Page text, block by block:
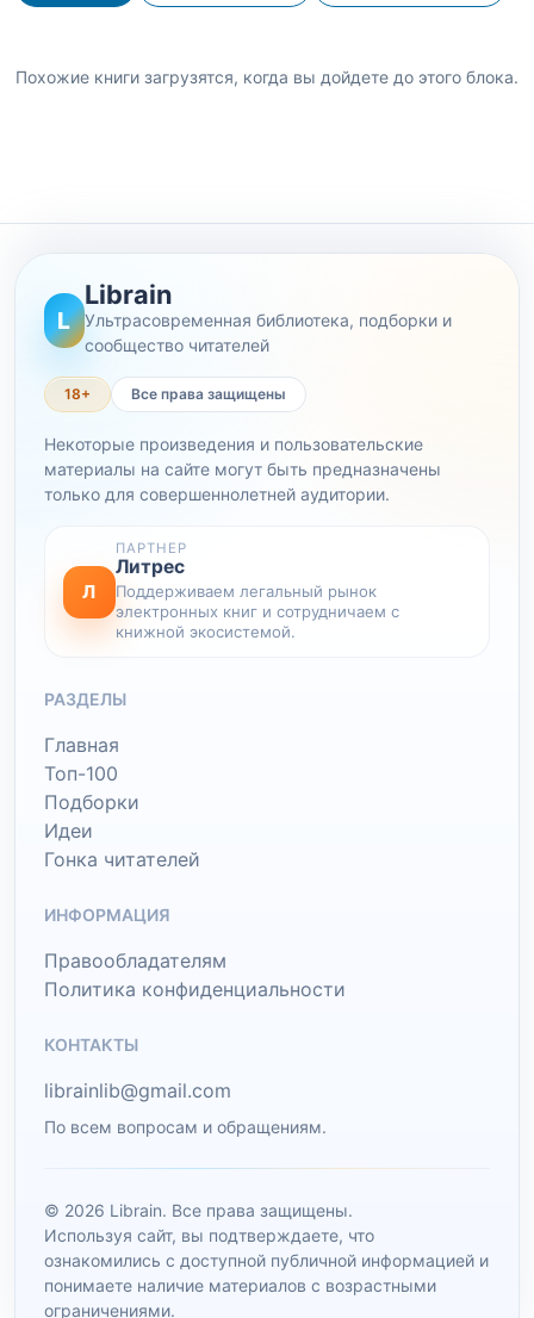
Похожие книги загрузятся, когда вы дойдете до этого блока.
L
Librain
Ультрасовременная библиотека, подборки и
сообщество читателей
18+ Все права защищены
Некоторые произведения и пользовательские
материалы на сайте могут быть предназначены
только для совершеннолетней аудитории.
Л
ПАРТНЕР
Литрес
Поддерживаем легальный рынок
электронных книг и сотрудничаем с
книжной экосистемой.
РАЗДЕЛЫ
Главная
Топ-100
Подборки
Идеи
Гонка читателей
ИНФОРМАЦИЯ
Правообладателям
Политика конфиденциальности
КОНТАКТЫ
librainlib@gmail.com
По всем вопросам и обращениям.
© 2026 Librain. Все права защищены.
Используя сайт, вы подтверждаете, что
ознакомились с доступной публичной информацией и
понимаете наличие материалов с возрастными
ограничениями.